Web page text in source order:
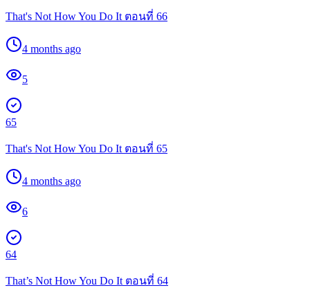
That's Not How You Do It ตอนที่ 66
4 months ago
5
65
That's Not How You Do It ตอนที่ 65
4 months ago
6
64
That’s Not How You Do It ตอนที่ 64